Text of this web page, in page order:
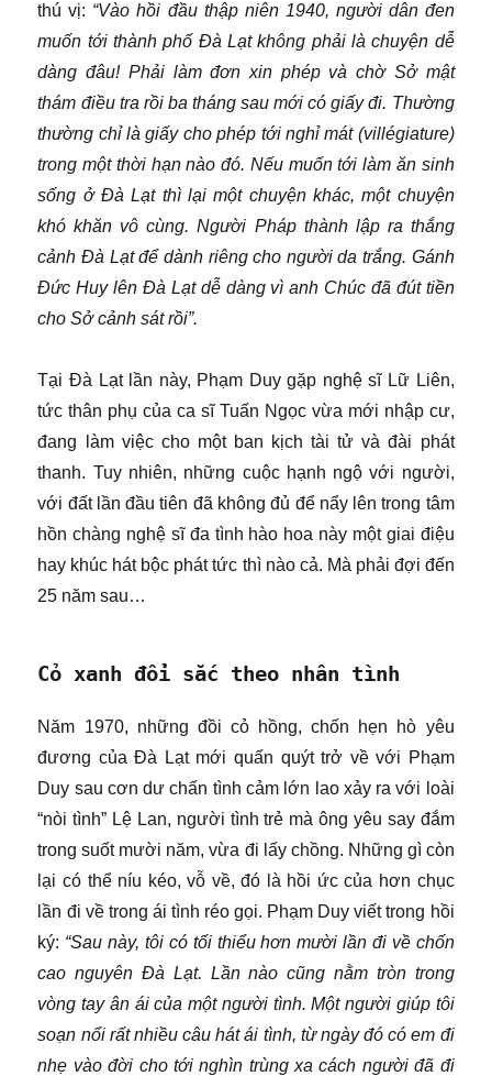
thú vị: “Vào hồi đầu thập niên 1940, người dân đen
muốn tới thành phố Đà Lạt không phải là chuyện dễ
dàng đâu! Phải làm đơn xin phép và chờ Sở mật
thám điều tra rồi ba tháng sau mới có giấy đi. Thường
thường chỉ là giấy cho phép tới nghỉ mát (villégiature)
trong một thời hạn nào đó. Nếu muốn tới làm ăn sinh
sống ở Đà Lạt thì lại một chuyện khác, một chuyện
khó khăn vô cùng. Người Pháp thành lập ra thắng
cảnh Đà Lạt để dành riêng cho người da trắng. Gánh
Đức Huy lên Đà Lạt dễ dàng vì anh Chúc đã đút tiền
cho Sở cảnh sát rồi”.
Tại Đà Lạt lần này, Phạm Duy gặp nghệ sĩ Lữ Liên,
tức thân phụ của ca sĩ Tuấn Ngọc vừa mới nhập cư,
đang làm việc cho một ban kịch tài tử và đài phát
thanh. Tuy nhiên, những cuộc hạnh ngộ với người,
với đất lần đầu tiên đã không đủ để nẩy lên trong tâm
hồn chàng nghệ sĩ đa tình hào hoa này một giai điệu
hay khúc hát bộc phát tức thì nào cả. Mà phải đợi đến
25 năm sau…
Cỏ xanh đổi sắc theo nhân tình
Năm 1970, những đồi cỏ hồng, chốn hẹn hò yêu
đương của Đà Lạt mới quấn quýt trở về với Phạm
Duy sau cơn dư chấn tình cảm lớn lao xảy ra với loài
“nòi tình” Lệ Lan, người tình trẻ mà ông yêu say đắm
trong suốt mười năm, vừa đi lấy chồng. Những gì còn
lại có thể níu kéo, vỗ về, đó là hồi ức của hơn chục
lần đi về trong ái tình réo gọi. Phạm Duy viết trong hồi
ký: “Sau này, tôi có tối thiểu hơn mười lần đi về chốn
cao nguyên Đà Lạt. Lần nào cũng nằm tròn trong
vòng tay ân ái của một người tình. Một người giúp tôi
soạn nổi rất nhiều câu hát ái tình, từ ngày đó có em đi
nhẹ vào đời cho tới nghìn trùng xa cách người đã đi